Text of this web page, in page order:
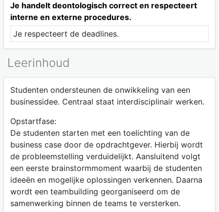
Je handelt deontologisch correct en respecteert
interne en externe procedures.
Je respecteert de deadlines.
Leerinhoud
Studenten ondersteunen de onwikkeling van een
businessidee. Centraal staat interdisciplinair werken.
Opstartfase:
De studenten starten met een toelichting van de
business case door de opdrachtgever. Hierbij wordt
de probleemstelling verduidelijkt. Aansluitend volgt
een eerste brainstormmoment waarbij de studenten
ideeën en mogelijke oplossingen verkennen. Daarna
wordt een teambuilding georganiseerd om de
samenwerking binnen de teams te versterken.